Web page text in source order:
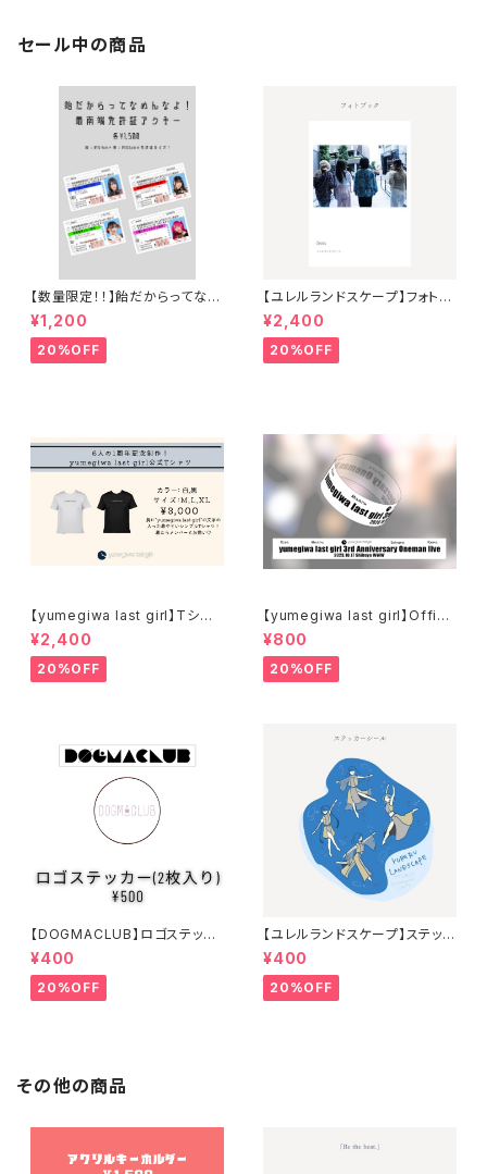
セール中の商品
【数量限定！！】飴だからってなめ
んなよ！最南端免許証アクキー
¥1,200
20%OFF
【ユレルランドスケープ】フォトブ
ック
¥2,400
20%OFF
【yumegiwa last girl】Tシャ
ツ
¥2,400
20%OFF
【yumegiwa last girl】Offici
al Rubber Band
¥800
20%OFF
【DOGMACLUB】ロゴステッカ
ー(2枚入り)
¥400
20%OFF
【ユレルランドスケープ】ステッカ
ーシール
¥400
20%OFF
その他の商品